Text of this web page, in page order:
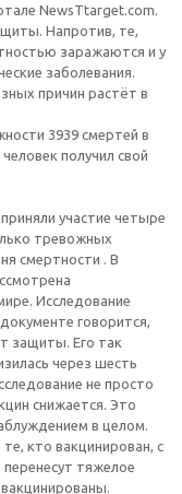
NewsTtarget.com.
Напротив, те,
заражаются и у
заболевания.
причин растёт в
3939 смертей в
получил свой
участие четыре
тревожных
смертности . В
Исследование
говорится,
защиты. Его так
через шесть
не просто
снижается. Это
в целом.
кто вакцинирован, с
тяжелое